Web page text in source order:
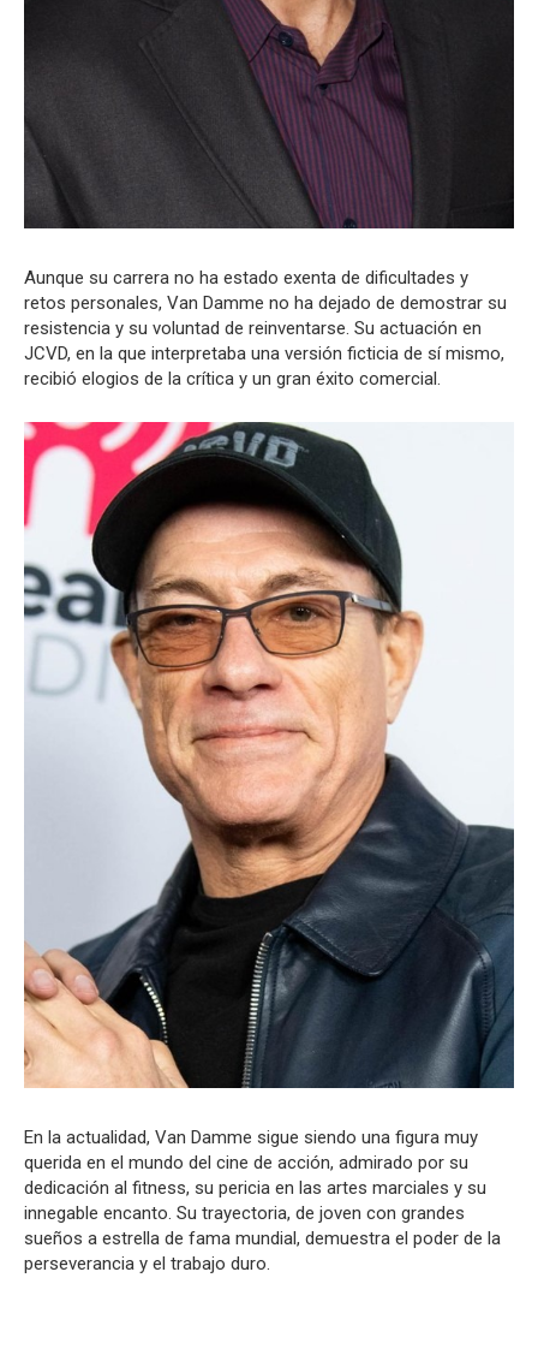
Aunque su carrera no ha estado exenta de dificultades y
retos personales, Van Damme no ha dejado de demostrar su
resistencia y su voluntad de reinventarse. Su actuación en
JCVD, en la que interpretaba una versión ficticia de sí mismo,
recibió elogios de la crítica y un gran éxito comercial.
En la actualidad, Van Damme sigue siendo una figura muy
querida en el mundo del cine de acción, admirado por su
dedicación al fitness, su pericia en las artes marciales y su
innegable encanto. Su trayectoria, de joven con grandes
sueños a estrella de fama mundial, demuestra el poder de la
perseverancia y el trabajo duro.